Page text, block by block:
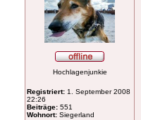
Hochlagenjunkie
Registriert: 1. September 2008
22:26
Beiträge: 551
Wohnort: Siegerland